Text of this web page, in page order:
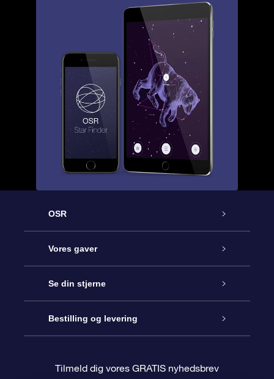
OSR
Kundeservice
Kontakt os
Bloggen
Vores gaver
Online Stjernegave
OSR Gavepakke
Se din stjerne
Star Register
Bestilling og levering
Tilmeld dig vores GRATIS nyhedsbrev